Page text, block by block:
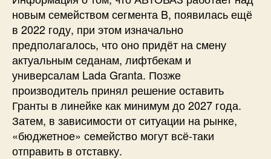
новым семейством сегмента B, появилась ещё
в 2022 году, при этом изначально
предполагалось, что оно придёт на смену
актуальным седанам, лифтбекам и
универсалам Lada Granta. Позже
производитель принял решение оставить
Гранты в линейке как минимум до 2027 года.
Затем, в зависимости от ситуации на рынке,
«бюджетное» семейство могут всё-таки
отправить в отставку.